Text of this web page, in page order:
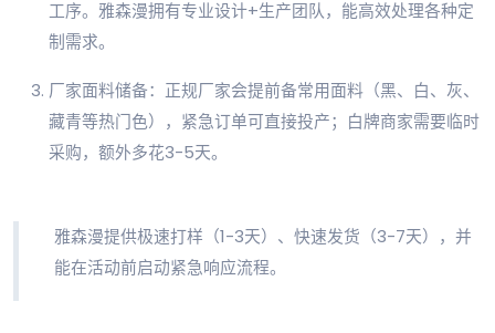
工序。雅森漫拥有专业设计+生产团队，能高效处理各种定
制需求。
厂家面料储备：正规厂家会提前备常用面料（黑、白、灰、
藏青等热门色），紧急订单可直接投产；白牌商家需要临时
采购，额外多花3-5天。
雅森漫提供极速打样（1-3天）、快速发货（3-7天），并
能在活动前启动紧急响应流程。